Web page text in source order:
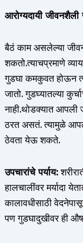
आरोग्यदायी जीवनशैली
बैठं काम असलेल्या
शकतो.त्याचप्रमाणे
गुडघा कमकुवत होऊन
जातो. गुडघ्यातल्या
नाही.थोडक्यात आपली
ठरत असतं. त्यामुळे
ठेवता येऊ शकते.
उपचारांचे पर्याय:
हालचालींवर मर्यादा
कालावधीसाठी
पण गुडघादुखीवर ही